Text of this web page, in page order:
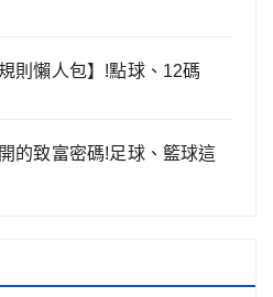
則懶人包】!點球、12碼
的致富密碼!足球、籃球這